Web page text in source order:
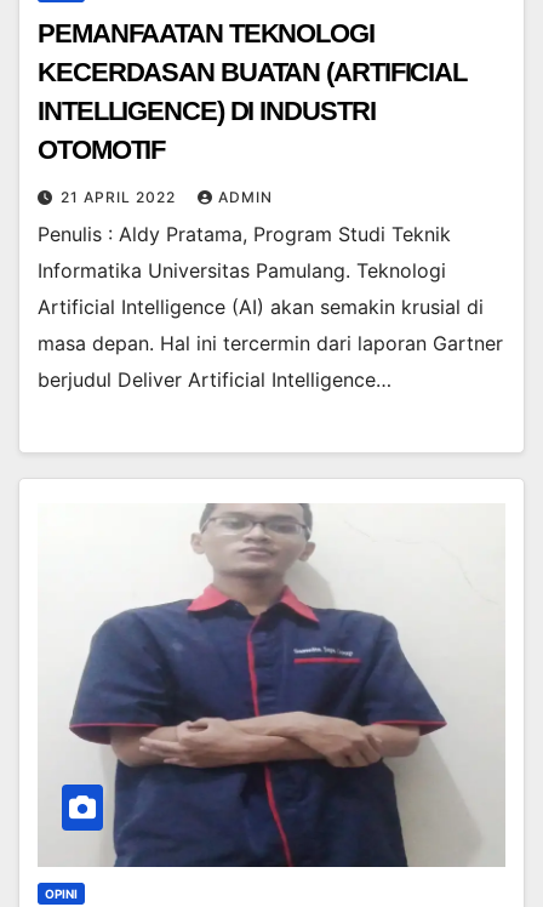
PEMANFAATAN TEKNOLOGI
KECERDASAN BUATAN (ARTIFICIAL
INTELLIGENCE) DI INDUSTRI
OTOMOTIF
21 APRIL 2022 ADMIN
Penulis : Aldy Pratama, Program Studi Teknik
Informatika Universitas Pamulang. Teknologi
Artificial Intelligence (AI) akan semakin krusial di
masa depan. Hal ini tercermin dari laporan Gartner
berjudul Deliver Artificial Intelligence…
OPINI